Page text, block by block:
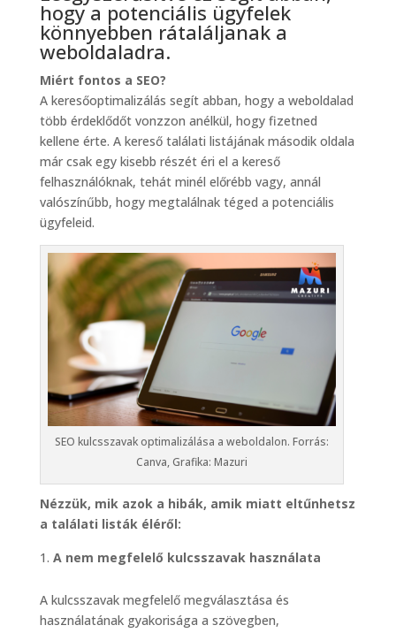
hogy a potenciális ügyfelek
könnyebben rátaláljanak a
weboldaladra.
Miért fontos a SEO?
A keresőoptimalizálás segít abban, hogy a weboldalad
több érdeklődőt vonzzon anélkül, hogy fizetned
kellene érte. A kereső találati listájának második oldala
már csak egy kisebb részét éri el a kereső
felhasználóknak, tehát minél előrébb vagy, annál
valószínűbb, hogy megtalálnak téged a potenciális
ügyfeleid.
SEO kulcsszavak optimalizálása a weboldalon. Forrás:
Canva, Grafika: Mazuri
Nézzük, mik azok a hibák, amik miatt eltűnhetsz
a találati listák éléről:
A nem megfelelő kulcsszavak használata
A kulcsszavak megfelelő megválasztása és
használatának gyakorisága a szövegben,